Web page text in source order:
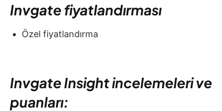
Invgate fiyatlandırması
Özel fiyatlandırma
Invgate Insight incelemeleri ve
puanları: